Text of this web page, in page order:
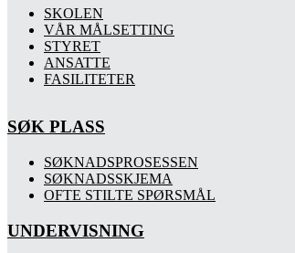
SKOLEN
VÅR MÅLSETTING
STYRET
ANSATTE
FASILITETER
SØK PLASS
SØKNADSPROSESSEN
SØKNADSSKJEMA
OFTE STILTE SPØRSMÅL
UNDERVISNING